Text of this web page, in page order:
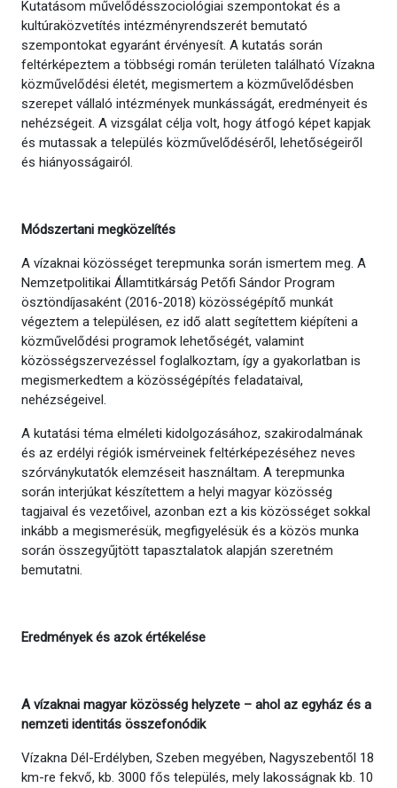
Kutatásom művelődésszociológiai szempontokat és a
kultúraközvetítés intézményrendszerét bemutató
szempontokat egyaránt érvényesít. A kutatás során
feltérképeztem a többségi román területen található Vízakna
közművelődési életét, megismertem a közművelődésben
szerepet vállaló intézmények munkásságát, eredményeit és
nehézségeit. A vizsgálat célja volt, hogy átfogó képet kapjak
és mutassak a település közművelődéséről, lehetőségeiről
és hiányosságairól.
Módszertani megközelítés
A vízaknai közösséget terepmunka során ismertem meg. A
Nemzetpolitikai Államtitkárság Petőfi Sándor Program
ösztöndíjasaként (2016-2018) közösségépítő munkát
végeztem a településen, ez idő alatt segítettem kiépíteni a
közművelődési programok lehetőségét, valamint
közösségszervezéssel foglalkoztam, így a gyakorlatban is
megismerkedtem a közösségépítés feladataival,
nehézségeivel.
A kutatási téma elméleti kidolgozásához, szakirodalmának
és az erdélyi régiók ismérveinek feltérképezéséhez neves
szórványkutatók elemzéseit használtam. A terepmunka
során interjúkat készítettem a helyi magyar közösség
tagjaival és vezetőivel, azonban ezt a kis közösséget sokkal
inkább a megismerésük, megfigyelésük és a közös munka
során összegyűjtött tapasztalatok alapján szeretném
bemutatni.
Eredmények és azok értékelése
A vízaknai magyar közösség helyzete – ahol az egyház és a
nemzeti identitás összefonódik
Vízakna Dél-Erdélyben, Szeben megyében, Nagyszebentől 18
km-re fekvő, kb. 3000 fős település, mely lakosságnak kb. 10